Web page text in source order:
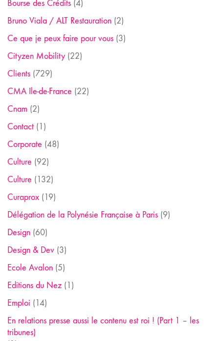
Bourse des Crédits (4)
Bruno Viala / ALT Restauration (2)
Ce que je peux faire pour vous (3)
Cityzen Mobility (22)
Clients (729)
CMA Ile-de-France (22)
Cnam (2)
Contact (1)
Corporate (48)
Culture (92)
Culture (132)
Curaprox (19)
Délégation de la Polynésie Française à Paris (9)
Design (60)
Design & Dev (3)
Ecole Avalon (5)
Editions du Nez (1)
Emploi (14)
En relations presse aussi le contenu est roi ! (Part 1 – les
tribunes)